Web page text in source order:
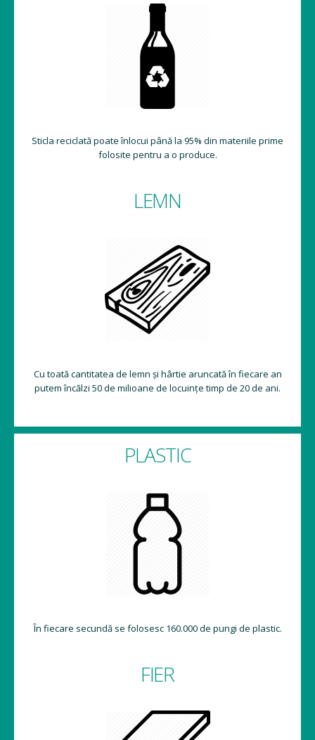
Sticla reciclată poate înlocui până la 95% din materiile prime
folosite pentru a o produce.
LEMN
Cu toată cantitatea de lemn și hârtie aruncată în fiecare an
putem încălzi 50 de milioane de locuințe timp de 20 de ani.
PLASTIC
În fiecare secundă se folosesc 160.000 de pungi de plastic.
FIER